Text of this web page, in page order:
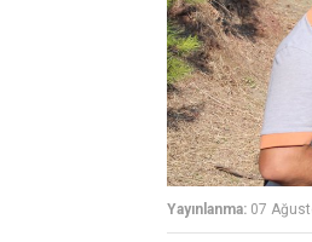
Yayınlanma: 07